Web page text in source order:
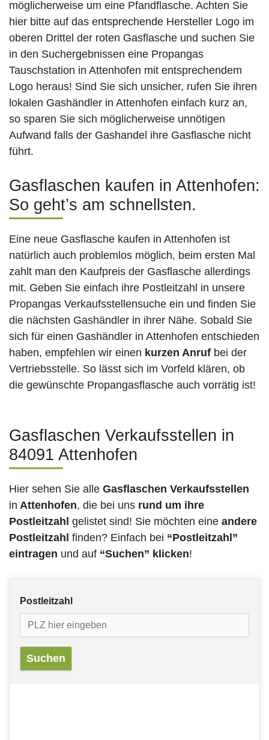
möglicherweise um eine Pfandflasche. Achten Sie
hier bitte auf das entsprechende Hersteller Logo im
oberen Drittel der roten Gasflasche und suchen Sie
in den Suchergebnissen eine Propangas
Tauschstation in Attenhofen mit entsprechendem
Logo heraus! Sind Sie sich unsicher, rufen Sie ihren
lokalen Gashändler in Attenhofen einfach kurz an,
so sparen Sie sich möglicherweise unnötigen
Aufwand falls der Gashandel ihre Gasflasche nicht
führt.
Gasflaschen kaufen in Attenhofen:
So geht’s am schnellsten.
Eine neue Gasflasche kaufen in Attenhofen ist
natürlich auch problemlos möglich, beim ersten Mal
zahlt man den Kaufpreis der Gasflasche allerdings
mit. Geben Sie einfach ihre Postleitzahl in unsere
Propangas Verkaufsstellensuche ein und finden Sie
die nächsten Gashändler in ihrer Nähe. Sobald Sie
sich für einen Gashändler in Attenhofen entschieden
haben, empfehlen wir einen kurzen Anruf bei der
Vertriebsstelle. So lässt sich im Vorfeld klären, ob
die gewünschte Propangasflasche auch vorrätig ist!
Gasflaschen Verkaufsstellen in
84091 Attenhofen
Hier sehen Sie alle Gasflaschen Verkaufsstellen
in Attenhofen, die bei uns rund um ihre
Postleitzahl gelistet sind! Sie möchten eine andere
Postleitzahl finden? Einfach bei “Postleitzahl”
eintragen und auf “Suchen” klicken!
Postleitzahl